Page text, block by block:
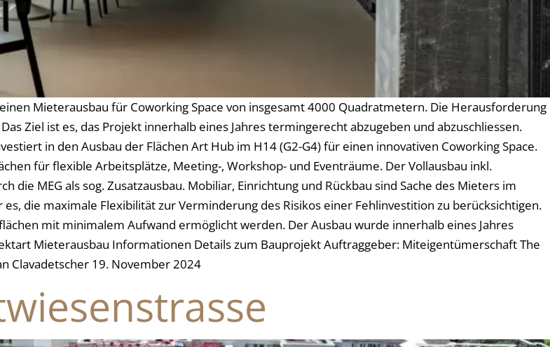
Mieterausbau für Coworking Space von insgesamt 4000 Quadratmetern. Die Herausforderung
Ziel ist es, das Projekt innerhalb eines Jahres termingerecht abzugeben und abzuschliessen.
in den Ausbau der Flächen Art Hub im H14 (G2-G4) für einen innovativen Coworking Space.
für flexible Arbeitsplätze, Meeting-, Workshop- und Eventräume. Der Vollausbau inkl.
MEG als sog. Zusatzausbau. Mobiliar, Einrichtung und Rückbau sind Sache des Mieters im
die maximale Flexibilität zur Verminderung des Risikos einer Fehlinvestition zu berücksichtigen.
mit minimalem Aufwand ermöglicht werden. Der Ausbau wurde innerhalb eines Jahres
Mieterausbau Informationen Details zum Bauprojekt Auftraggeber: Miteigentümerschaft The
Clavadetscher 19. November 2024